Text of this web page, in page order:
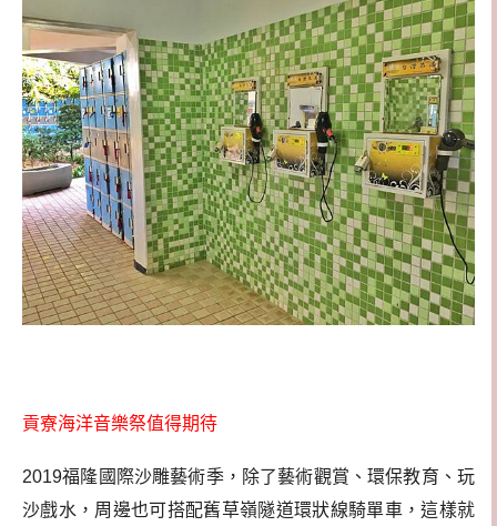
貢寮海洋音樂祭值得期待
2019福隆國際沙雕藝術季，除了藝術觀賞、環保教育、玩
沙戲水，周邊也可搭配舊草嶺隧道環狀線騎單車，這樣就